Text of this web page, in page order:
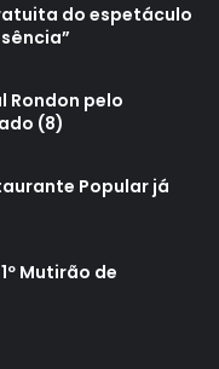
do espetáculo
Rondon pelo
(8)
Popular já
Mutirão de